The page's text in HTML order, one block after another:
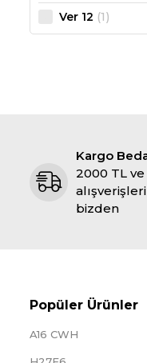
Ver 12 (1)
Kargo
2000 TL
bizden
Popüler Ürünler
A16 CWH